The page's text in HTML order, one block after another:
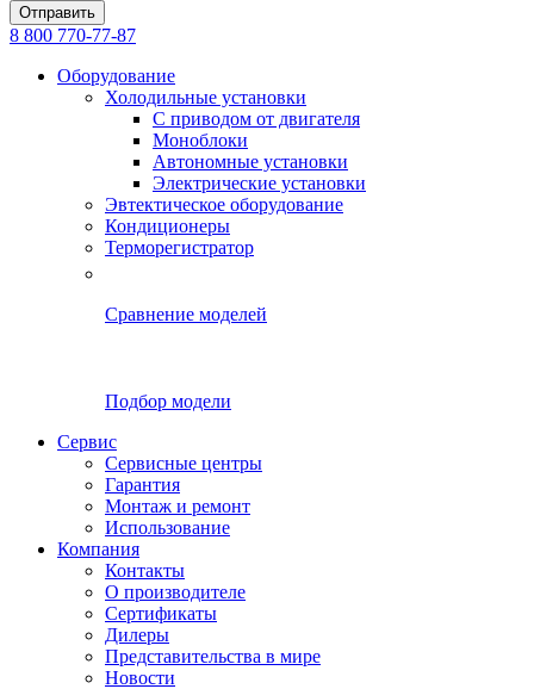
Отправить
8 800 770-77-87
Оборудование
Холодильные установки
С приводом от двигателя
Моноблоки
Автономные установки
Электрические установки
Эвтектическое оборудование
Кондиционеры
Терморегистратор
Сравнение моделей
Подбор модели
Сервис
Сервисные центры
Гарантия
Монтаж и ремонт
Использование
Компания
Контакты
О производителе
Сертификаты
Дилеры
Представительства в мире
Новости